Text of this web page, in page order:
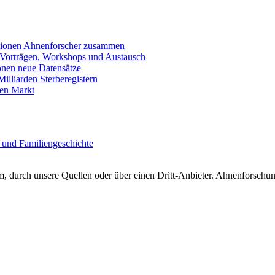
Ahnenforscher zusammen
Workshops und Austausch
neue Datensätze
Sterberegistern
Markt
Familiengeschichte
unsere Quellen oder über einen Dritt-Anbieter.